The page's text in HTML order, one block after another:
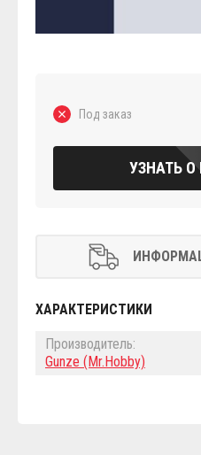
Под заказ
УЗНАТЬ
ХАРАКТЕРИСТИКИ
Производитель:
Gunze (Mr.Hobby)